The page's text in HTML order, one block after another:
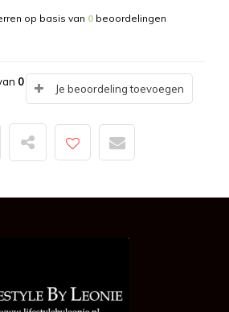
op basis van 0 beoordelingen
0
Je beoordeling toevoegen